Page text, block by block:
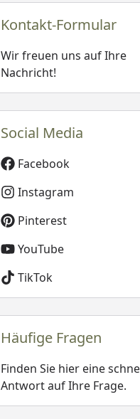
Kontakt-Formular
Wir freuen uns auf Ihre
Nachricht!
Social Media
Facebook
Instagram
Pinterest
YouTube
TikTok
Häufige Fragen
Finden Sie hier eine
Antwort auf Ihre Frage.